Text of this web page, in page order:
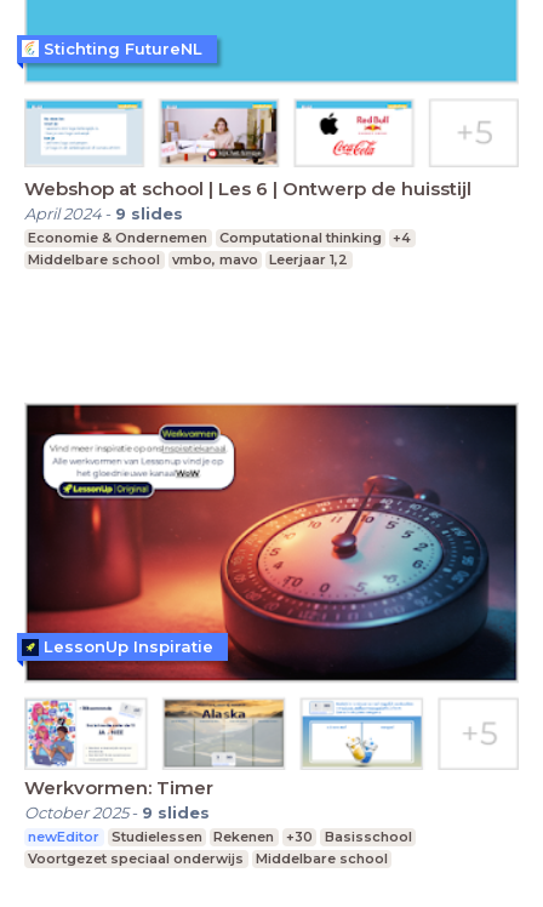
Webshop at school | Les 6 | Ontwerp de huisstijl
April 2024- 9 slides
Economie & Ondernemen Computational thinking
+4
Middelbare school
vmbo, mavo Leerjaar 1,2
Stichting FutureNL
Werkvormen: Timer
October 2025- 9 slides
newEditor Studielessen Rekenen +30
Basisschool
Voortgezet speciaal onderwijs
Middelbare school
LessonUp Inspiratie